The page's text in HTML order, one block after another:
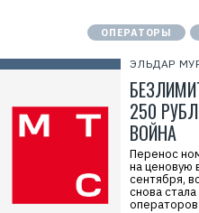
ОПЕРАТОРЫ
ЭЛЬДАР
250
ВОЙНА
Перенос
на ценовую
сентября,
снова
операторов